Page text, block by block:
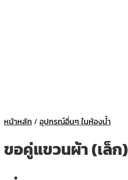
หน้าหลัก / อุปกรณ์อื่นๆ ในห้องน้ำ
ขอคู่แขวนผ้า (เล็ก)